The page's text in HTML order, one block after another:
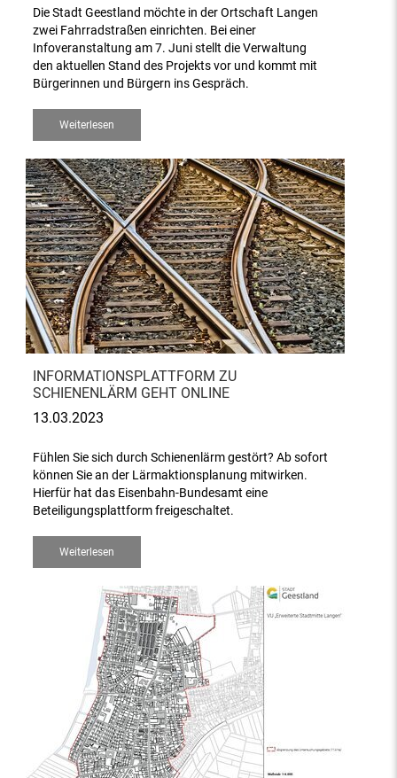
Die Stadt Geestland möchte in der Ortschaft Langen
zwei Fahrradstraßen einrichten. Bei einer
Infoveranstaltung am 7. Juni stellt die Verwaltung
den aktuellen Stand des Projekts vor und kommt mit
Bürgerinnen und Bürgern ins Gespräch.
Weiterlesen
INFORMATIONSPLATTFORM ZU
SCHIENENLÄRM GEHT ONLINE
13.03.2023
Fühlen Sie sich durch Schienenlärm gestört? Ab sofort
können Sie an der Lärmaktionsplanung mitwirken.
Hierfür hat das Eisenbahn-Bundesamt eine
Beteiligungsplattform freigeschaltet.
Weiterlesen